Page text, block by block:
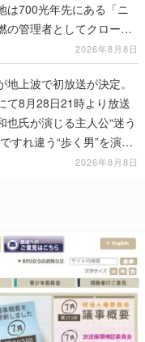
は700光年先にある「ニ
の管理者としてクローン
して神に捧げる2026年8月8日
上波で初放送が決定。
て8月28日21時より放送
也氏が演じる主人公“迷う
すれ違う“歩く男”を演じ
2026年8月8日